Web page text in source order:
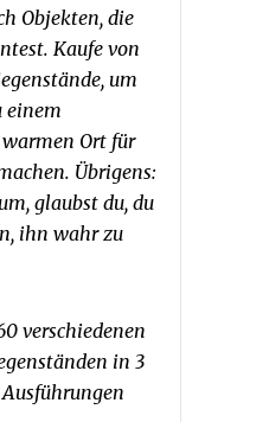
Objekten, die
Kaufe von
um
einem
Ort für
Übrigens:
glaubst du, du
ihn wahr zu
verschiedenen
in 3